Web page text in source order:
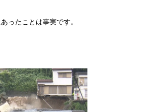
ったことは事実です。